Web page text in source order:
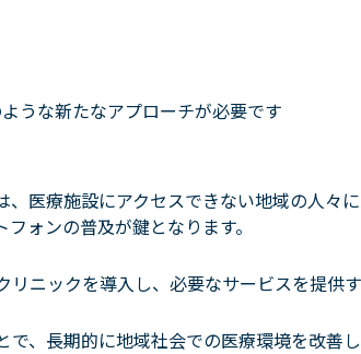
うな新たなアプローチが必要です
、医療施設にアクセスできない地域の人々
ォンの普及が鍵となります。
ニックを導入し、必要なサービスを提供す
、長期的に地域社会での医療環境を改善し